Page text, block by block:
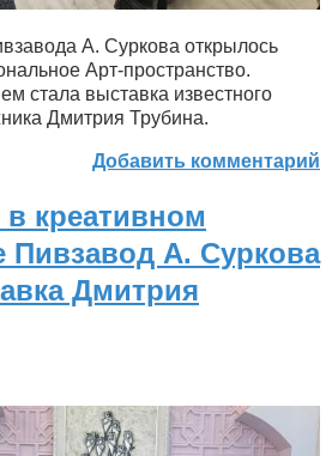
А. Суркова открылось
Арт-пространство.
стала выставка известного
Дмитрия Трубина.
Добавить комментарий
креативном
Пивзавод А. Суркова
Дмитрия